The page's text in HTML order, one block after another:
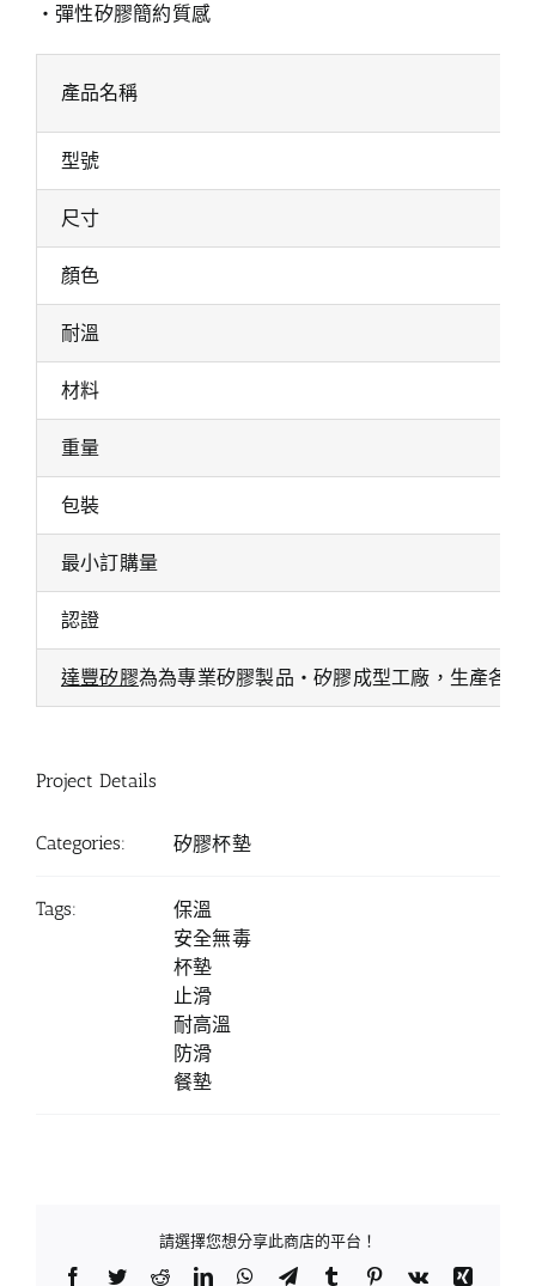
‧彈性矽膠簡約質感
產品名稱
型號
尺寸
顏色
耐溫
材料
重量
包裝
最小訂購量
認證
達豐矽膠為為專業矽膠製品・矽膠成型工廠，生產各
Project Details
Categories: 矽膠杯墊
Tags:
保溫
安全無毒
杯墊
止滑
耐高溫
防滑
餐墊
請選擇您想分享此商店的平台！
Facebook
TwitterRedditLinkedInWhatsApp
TelegramTumblr Pinterest
Vk Xing